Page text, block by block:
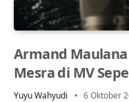
Armand
Mesra di MV
Yuyu Wahyudi 6 Oktober